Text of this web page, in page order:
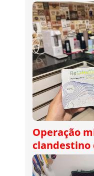
Operação
clandestino